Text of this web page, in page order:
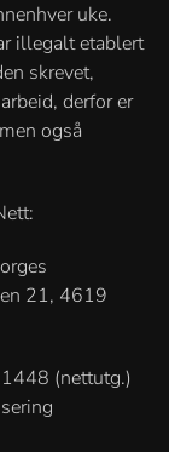
uke.
illegalt etablert
skrevet,
derfor er
også
21, 4619
(nettutg.)